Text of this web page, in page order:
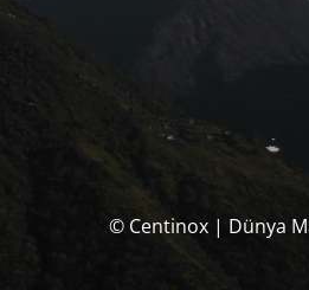
© Centinox | Dünya